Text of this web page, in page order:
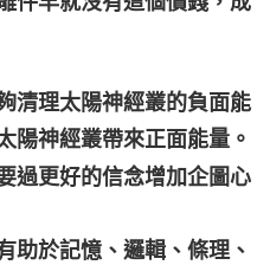
清理太陽神經叢的負面能
陽神經叢帶來正面能量。
過更好的信念增加企圖心
助於記憶、邏輯、條理、